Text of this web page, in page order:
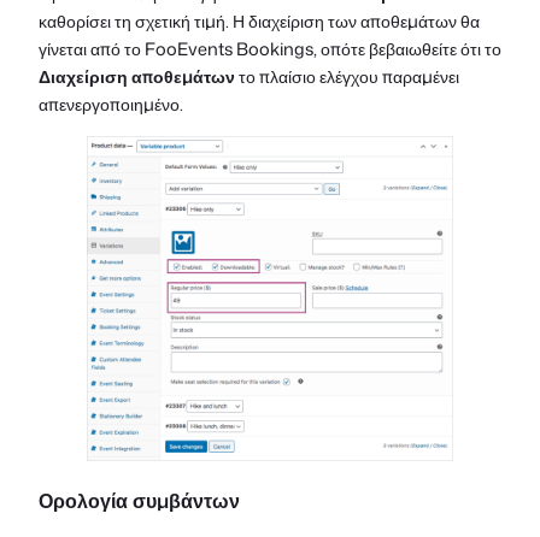
καθορίσει τη σχετική τιμή. Η διαχείριση των αποθεμάτων θα
γίνεται από το FooEvents Bookings, οπότε βεβαιωθείτε ότι το
Διαχείριση αποθεμάτωντο πλαίσιο ελέγχου παραμένει
απενεργοποιημένο.
Ορολογία συμβάντων